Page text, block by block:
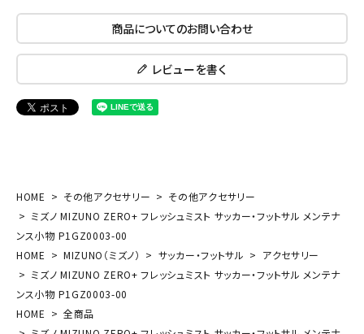
商品についてのお問い合わせ
レビューを書く
HOME その他アクセサリー
その他アクセサリー
ミズノ MIZUNO ZERO+ フレッシュミスト サッカー・フットサル メンテナ
ンス小物 P1GZ0003-00
HOME
MIZUNO（ミズノ） サッカー・フットサル
アクセサリー
ミズノ MIZUNO ZERO+ フレッシュミスト サッカー・フットサル メンテナ
ンス小物 P1GZ0003-00
HOME
全商品